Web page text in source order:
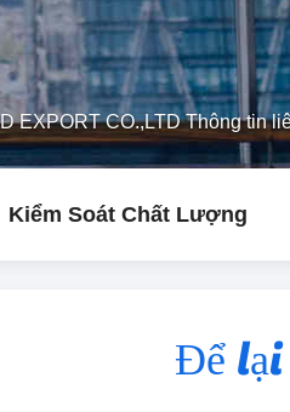
EXPORT CO.,LTD Thông tin
Kiểm Soát Chất Lượng
Để